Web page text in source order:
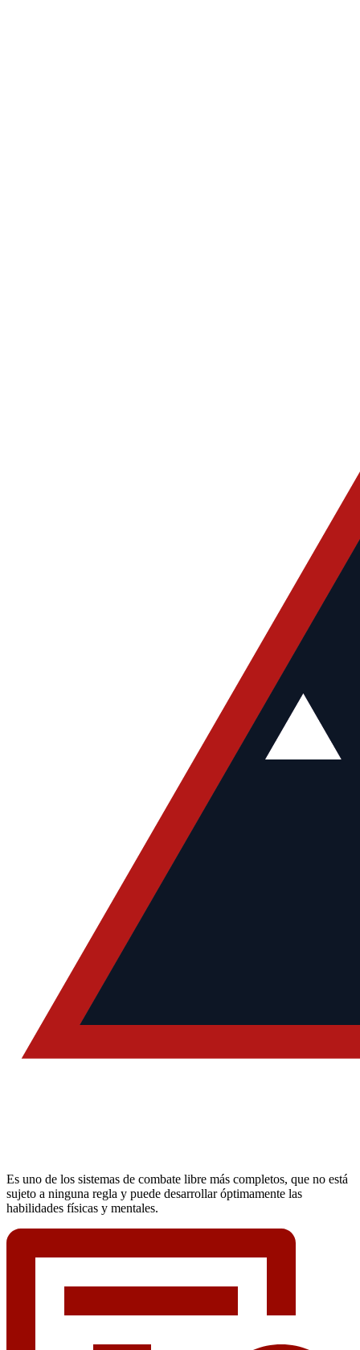
Es uno de los sistemas de combate libre más completos, que no está
sujeto a ninguna regla y puede desarrollar óptimamente las
habilidades físicas y mentales.